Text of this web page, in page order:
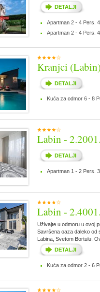
DETALJI
Apartman 2 - 4 Pers.
Apartman 2 - 4 Pers.
Kranjci
DETALJI
Kuća za odmor 6 - 8
Labin -
DETALJI
Apartman 1 - 2 Pers.
Labin -
Uživajte u odmoru u ovoj
Savršena oaza daleko od
Labina, Svetom Bortulu.
DETALJI
Kuća za odmor 2 - 6